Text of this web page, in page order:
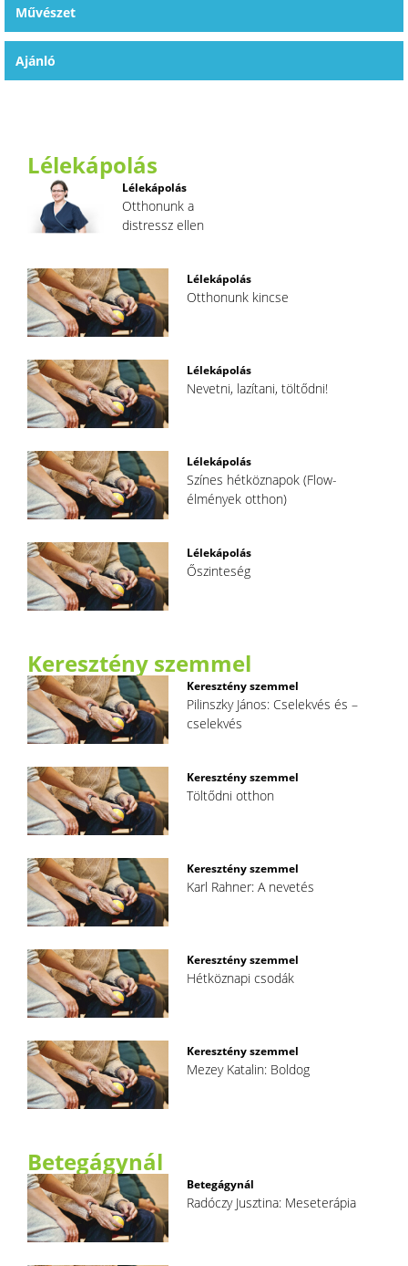
Művészet
Ajánló
Lélekápolás
Lélekápolás
Otthonunk a
distressz ellen
Lélekápolás
Otthonunk kincse
Lélekápolás
Nevetni, lazítani, töltődni!
Lélekápolás
Színes hétköznapok (Flow-
élmények otthon)
Lélekápolás
Őszinteség
Keresztény szemmel
Keresztény szemmel
Pilinszky János: Cselekvés és –
cselekvés
Keresztény szemmel
Töltődni otthon
Keresztény szemmel
Karl Rahner: A nevetés
Keresztény szemmel
Hétköznapi csodák
Keresztény szemmel
Mezey Katalin: Boldog
Betegágynál
Betegágynál
Radóczy Jusztina: Meseterápia